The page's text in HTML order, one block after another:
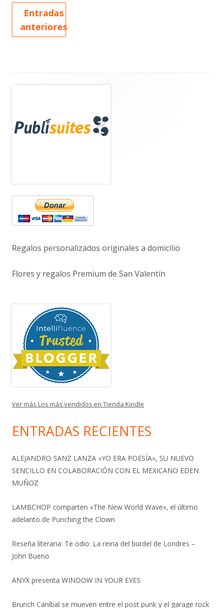
Entradas
anteriores
lateral
principal
Regalos personalizados originales a domicilio
Flores y regalos Premium de San Valentín
Ver más Los más vendidos en Tienda Kindle
ENTRADAS RECIENTES
ALEJANDRO SANZ LANZA «YO ERA POESÍA», SU NUEVO
SENCILLO EN COLABORACIÓN CON EL MEXICANO EDEN
MUÑOZ
LAMBCHOP comparten «The New World Wave», el último
adelanto de Punching the Clown
Reseña literaria: Te odio: La reina del burdel de Londres –
John Bueno
ANYX presenta WINDOW IN YOUR EYES
Brunch Caníbal se mueven entre el post punk y el garage rock